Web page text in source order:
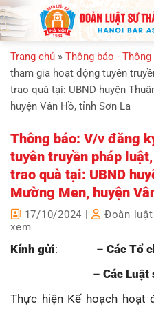
Bỏ
qua
nội
dung
Trang chủ » Thông báo -
tham gia hoạt động tuyên
trao quà tại: UBND huyện
huyện Vân Hồ, tỉnh Sơn La
Thông báo: V/v đăng
tuyên truyền pháp
trao quà tại: UBND
Mường Men, huyện
17/10/2024 | Đoàn
xem
Kính gửi: – Các Tổ
– Các Luật
Thực hiện Kế hoạch hoạt